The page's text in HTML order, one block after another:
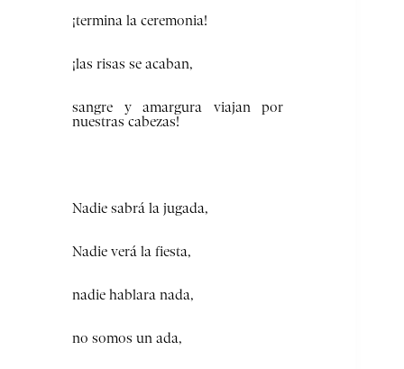
¡termina la ceremonia!
¡las risas se acaban,
sangre y amargura viajan por
nuestras cabezas!
Nadie sabrá la jugada,
Nadie verá la fiesta,
nadie hablara nada,
no somos un ada,